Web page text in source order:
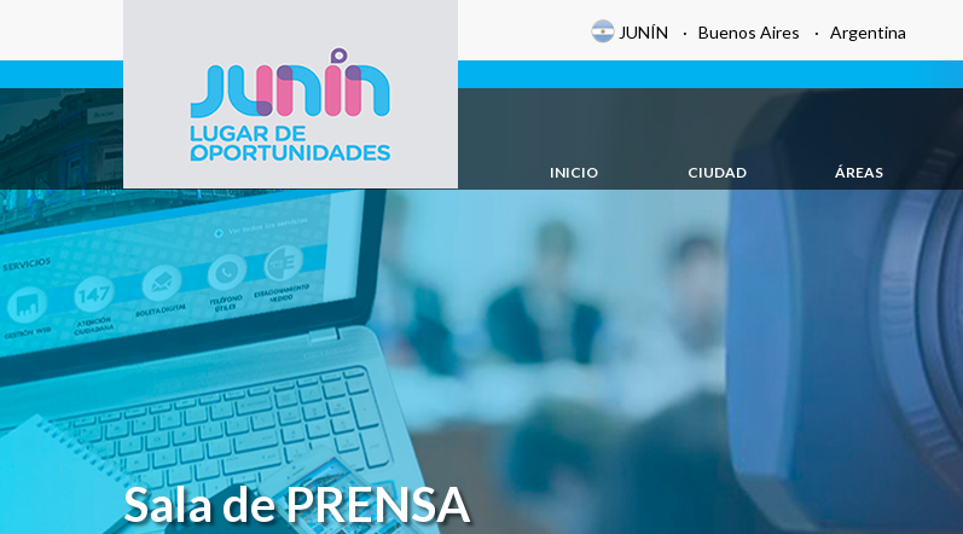
Gobierno de
Junín
JUNÍN · Buenos Aires · Argentina
INICIO CIUDAD ÁREAS
Sala de PRENSA